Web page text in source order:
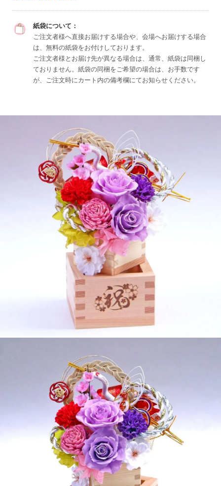
紙袋について：
ご注文者様へ直接お届けする場合や、会場へお届けする場合
は、無料の紙袋をお付けしております。
ご注文者様とお届け先が異なる場合は、通常、紙袋は同梱し
ておりません。紙袋の同梱をご希望の場合は、お手数です
が、ご注文時にカート内の備考欄にてお知らせください。